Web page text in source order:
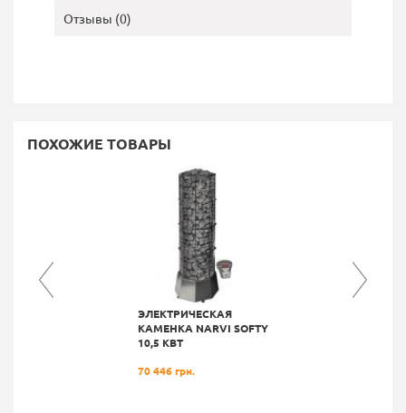
Отзывы (0)
ПОХОЖИЕ ТОВАРЫ
ЭЛЕКТРИЧЕСКАЯ
КАМЕНКА NARVI SOFTY
10,5 КВТ
70 446 грн.